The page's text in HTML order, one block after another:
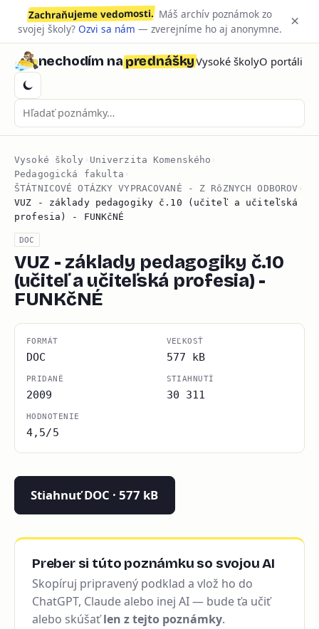
Zachraňujeme vedomosti. Máš archív poznámok zo
svojej školy? Ozvi sa nám — zverejníme ho aj anonymne. ×
nechodím naprednáškyVysoké školyO portáli
Vysoké školy › Univerzita Komenského ›
Pedagogická fakulta ›
ŠTÁTNICOVÉ OTÁZKY VYPRACOVANÉ - Z RôZNYCH ODBOROV ›
VUZ - základy pedagogiky č.10 (učiteľ a učiteľská
profesia) - FUNKčNÉ
DOC
VUZ - základy pedagogiky č.10
(učiteľ a učiteľská profesia) -
FUNKčNÉ
FORMÁT
DOC
VEĽKOSŤ
577 kB
PRIDANÉ
2009
STIAHNUTÍ
30 311
HODNOTENIE
4,5/5
Stiahnuť DOC · 577 kB
Preber si túto poznámku so svojou AI
Skopíruj pripravený podklad a vlož ho do
ChatGPT, Claude alebo inej AI — bude ťa učiť
alebo skúšaťlen z tejto poznámky.